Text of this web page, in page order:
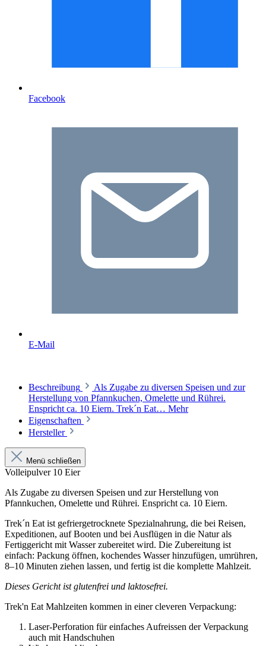
Facebook
E-Mail
Beschreibung
Als Zugabe zu diversen Speisen und zur
Herstellung von Pfannkuchen, Omelette und Rührei.
Enspricht ca. 10 Eiern. Trek´n Eat… Mehr
Eigenschaften
Hersteller
Menü schließen
Volleipulver 10 Eier
Als Zugabe zu diversen Speisen und zur Herstellung von
Pfannkuchen, Omelette und Rührei. Enspricht ca. 10 Eiern.
Trek´n Eat ist gefriergetrocknete Spezialnahrung, die bei Reisen,
Expeditionen, auf Booten und bei Ausflügen in die Natur als
Fertiggericht mit Wasser zubereitet wird. Die Zubereitung ist
einfach: Packung öffnen, kochendes Wasser hinzufügen, umrühren,
8–10 Minuten ziehen lassen, und fertig ist die komplette Mahlzeit.
Dieses Gericht ist glutenfrei und laktosefrei.
Trek'n Eat Mahlzeiten kommen in einer cleveren Verpackung:
Laser-Perforation für einfaches Aufreissen der Verpackung
auch mit Handschuhen